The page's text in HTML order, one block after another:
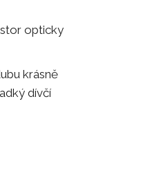
opticky
krásně
dívčí